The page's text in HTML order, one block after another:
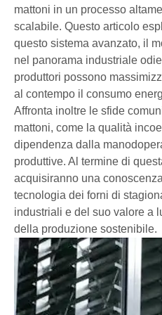
mattoni in un processo
scalabile. Questo articolo
questo sistema avanzato, il
nel panorama industriale
produttori possono
al contempo il consumo
Affronta inoltre le sfide
mattoni, come la qualità
dipendenza dalla
produttive. Al termine di
acquisiranno una
tecnologia dei forni di
industriali e del suo valore a
della produzione sostenibile.